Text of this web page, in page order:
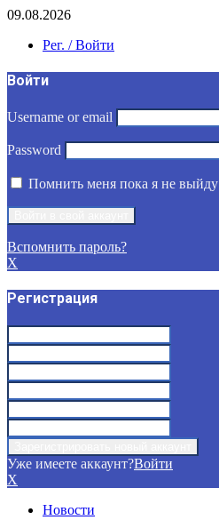
09.08.2026
Рег. / Войти
Войти
Username or email
Password
Помнить меня пока я не выйду
Вспомнить пароль?
X
Регистрация
Уже имеете аккаунт?Войти
X
Новости